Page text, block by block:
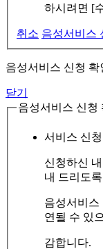
하시려면 [
취소 음성서비스
음성서비스 신청 확
닫기
음성서비스 신청
서비스 신
신청하신
내 드리도
음성서비스
연될 수 있
감합니다.